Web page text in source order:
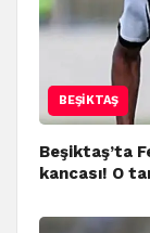
BEŞIKTAŞ
Beşiktaş’ta
kancası! O